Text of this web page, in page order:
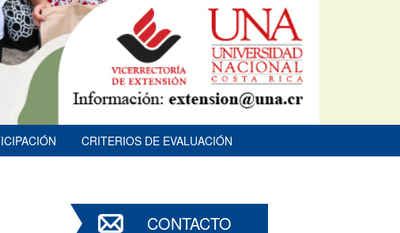
CRITERIOS DE EVALUACIÓN
CONTACTO